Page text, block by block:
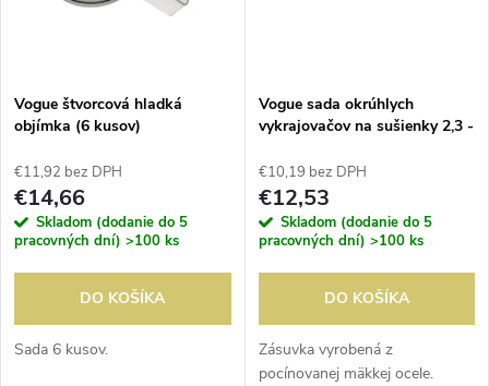
Vogue štvorcová hladká
objímka (6 kusov)
€11,92 bez DPH
€14,66
Skladom (dodanie do 5
pracovných dní) >100 ks
DO KOŠÍKA
Sada 6 kusov.
Vogue sada okrúhlych
vykrajovačov na sušienky 2,3 -
€10,19 bez DPH
€12,53
Skladom (dodanie do 5
pracovných dní) >100 ks
DO KOŠÍKA
Zásuvka vyrobená z
pocínovanej mäkkej ocele.